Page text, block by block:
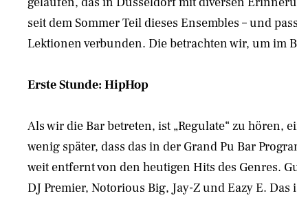
seit dem Sommer Teil dieses Ensembles – und
Lektionen verbunden. Die betrachten wir, um im
Erste Stunde: HipHop
Als wir die Bar betreten, ist „Regulate“ zu hören,
wenig später, dass das in der Grand Pu Bar
weit entfernt von den heutigen Hits des Genres.
DJ Premier, Notorious Big, Jay-Z und Eazy E.